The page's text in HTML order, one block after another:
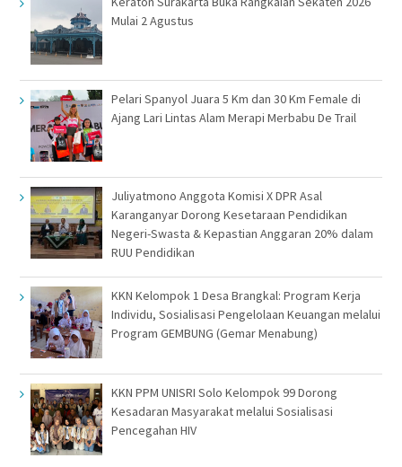
Mulai 2 Agustus
Pelari Spanyol Juara 5 Km dan 30 Km Female di
Ajang Lari Lintas Alam Merapi Merbabu De Trail
Juliyatmono Anggota Komisi X DPR Asal
Karanganyar Dorong Kesetaraan Pendidikan
Negeri-Swasta & Kepastian Anggaran 20% dalam
RUU Pendidikan
KKN Kelompok 1 Desa Brangkal: Program Kerja
Individu, Sosialisasi Pengelolaan Keuangan melalui
Program GEMBUNG (Gemar Menabung)
KKN PPM UNISRI Solo Kelompok 99 Dorong
Kesadaran Masyarakat melalui Sosialisasi
Pencegahan HIV